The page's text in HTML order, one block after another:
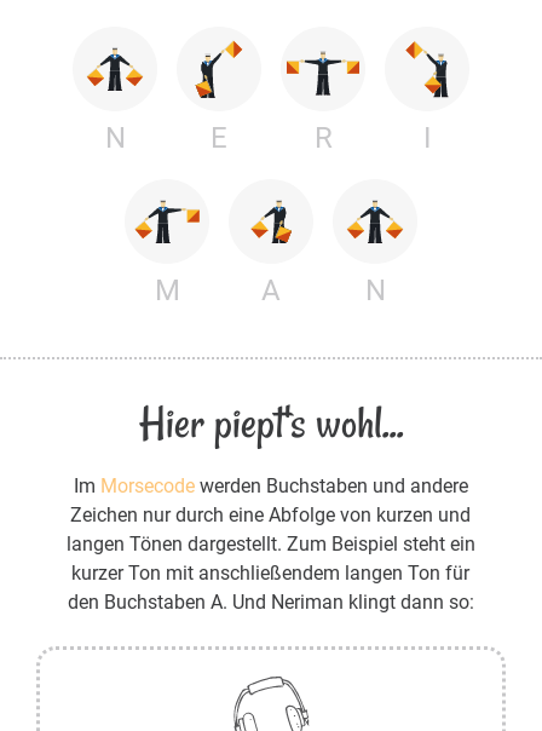
N E R I
M A N
Hier piept's wohl...
Im Morsecodewerden Buchstaben und andere
Zeichen nur durch eine Abfolge von kurzen und
langen Tönen dargestellt. Zum Beispiel steht ein
kurzer Ton mit anschließendem langen Ton für
den Buchstaben A. Und Neriman klingt dann so: